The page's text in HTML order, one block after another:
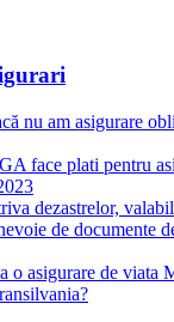
nu am asigurare
face plati pentru
dezastrelor,
de documente
o asigurare de viata